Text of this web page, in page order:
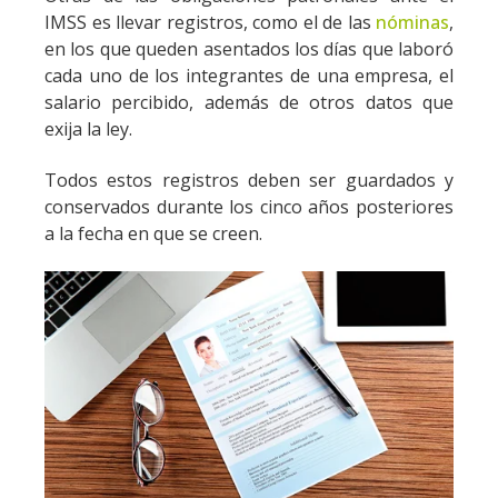
IMSS: NDPC: FISCAL
20 CONTABILIDAD 2
Ver detalles Comprar $10,812
LA AUDITORÍA MODERNA
Fecha de Inicio:30 de sept 2026, 09:00 a. m. (Hora CDMX)
IMSS: NDPC:
Ver detalles Comprar $3,965
DIPLOMADO INTEGRAL EN GESTIÓN DE
COSTOS
Fecha de Inicio:14 de oct 2026, 09:00 a. m. (Hora CDMX)
IMSS: NDPC:
COSTOS 32
IMSS es llevar registros, como el de las nóminas,
en los que queden asentados los días que laboró
cada uno de los integrantes de una empresa, el
salario percibido, además de otros datos que
exija la ley.
Todos estos registros deben ser guardados y
conservados durante los cinco años posteriores
a la fecha en que se creen.